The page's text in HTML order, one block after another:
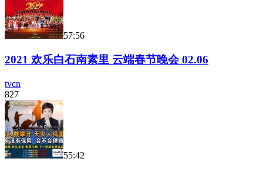
57:56
2021 欢乐白石南素里 云端春节晚会 02.06
tvcn
827
55:42